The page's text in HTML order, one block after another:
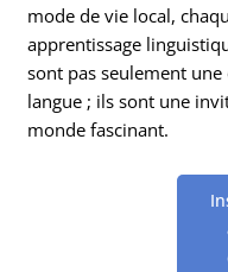
mode de vie local,
apprentissage
sont pas seulement
langue ; ils sont une
monde fascinant.